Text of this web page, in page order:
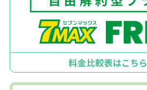
料金比較表はこちら